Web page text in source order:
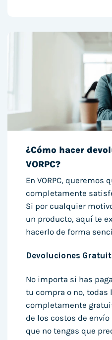
¿Cómo hacer
VORPC?
En VORPC, queremos
completamente
Si por cualquier
un producto, aquí te
hacerlo de forma
Devoluciones
No importa si has
tu compra o no, todas
completamente
de los costos de
que no tengas que